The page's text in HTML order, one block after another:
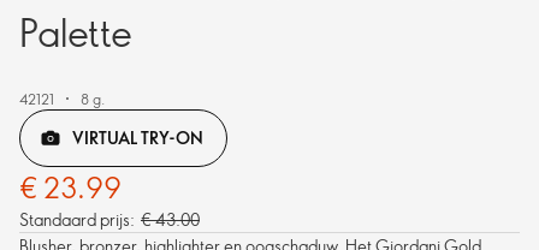
Palette
42121 8 g.
VIRTUAL TRY-ON
€ 23.99
Standaard prijs: € 43.00